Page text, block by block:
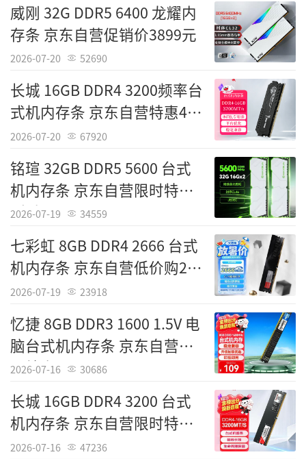
责任编辑：IT国度
威刚 32G DDR5 6400 龙耀内
存条 京东自营促销价3899元
2026-07-20 52690
长城 16GB DDR4 3200频率台
式机内存条 京东自营特惠469
元
2026-07-20 67920
铭瑄 32GB DDR5 5600 台式
机内存条 京东自营限时特惠
到手2399元
2026-07-19 34559
七彩虹 8GB DDR4 2666 台式
机内存条 京东自营低价购255
元
2026-07-19 23918
忆捷 8GB DDR3 1600 1.5V 电
脑台式机内存条 京东自营今
日特惠109元
2026-07-16 30686
长城 16GB DDR4 3200 台式
机内存条 京东自营限时特惠
489元
2026-07-16 47236